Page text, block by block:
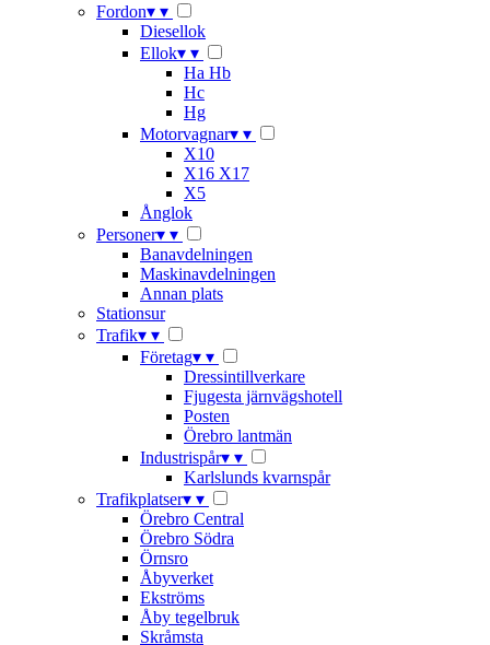
Fordon▾ ▾
Diesellok
Ellok▾ ▾
Ha Hb
Hc
Hg
Motorvagnar▾ ▾
X10
X16 X17
X5
Ånglok
Personer▾ ▾
Banavdelningen
Maskinavdelningen
Annan plats
Stationsur
Trafik▾ ▾
Företag▾ ▾
Dressintillverkare
Fjugesta järnvägshotell
Posten
Örebro lantmän
Industrispår▾ ▾
Karlslunds kvarnspår
Trafikplatser▾ ▾
Örebro Central
Örebro Södra
Örnsro
Åbyverket
Ekströms
Åby tegelbruk
Skråmsta